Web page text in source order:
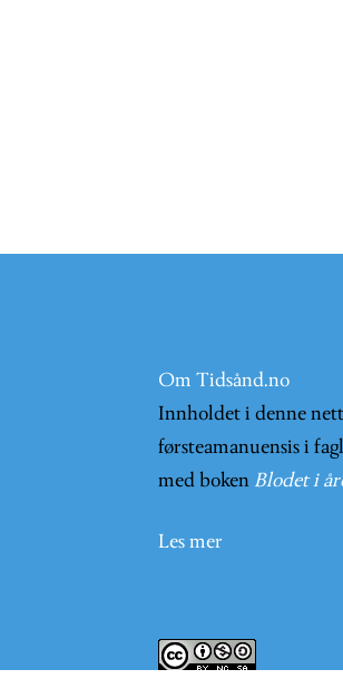
Om Tidsånd.no
Innholdet i denne
førsteamanuensis i
med boken Blodet i
Les mer